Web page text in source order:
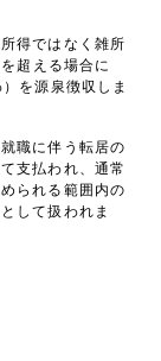
得ではなく雑所
超える場合に
を源泉徴収しま
職に伴う転居の
支払われ、通常
られる範囲内の
して扱われま